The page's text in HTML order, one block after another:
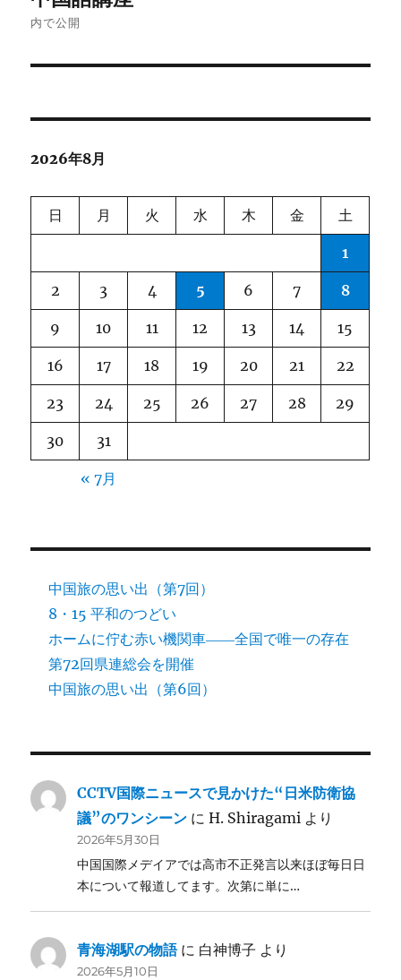
稿
ゲ
ー
シ
ョ
ン
内で公開
2026年8月
日 月 火 水 木 金 土
1
2 3 4 5 6 7 8
9 10 11 12 13 14 15
16 17 18 19 20 21 22
23 24 25 26 27 28 29
30 31
« 7月
中国旅の思い出（第7回）
8・15 平和のつどい
ホームに佇む赤い機関車――全国で唯一の存在
第72回県連総会を開催
中国旅の思い出（第6回）
CCTV国際ニュースで見かけた“日米防衛協
議”のワンシーン にH. Shiragami より
2026年5月30日
中国国際メデイアでは高市不正発言以来ほぼ毎日日
本について報道してます。次第に単に…
青海湖駅の物語に 白神博子 より
2026年5月10日